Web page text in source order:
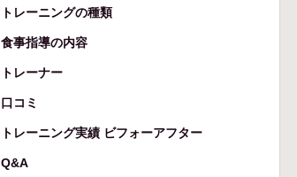
トレーニングの種類
食事指導の内容
トレーナー
口コミ
トレーニング実績 ビフォーアフター
Q&A